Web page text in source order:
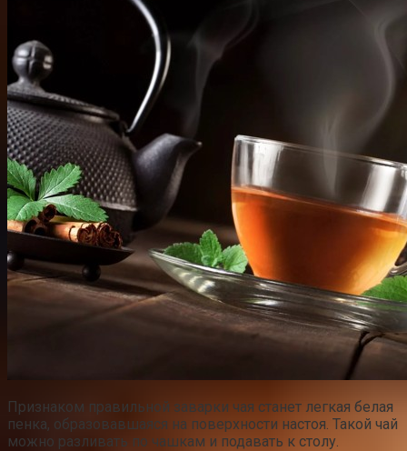
Признаком правильной заварки чая станет легкая белая
пенка, образовавшаяся на поверхности настоя. Такой чай
можно разливать по чашкам и подавать к столу.